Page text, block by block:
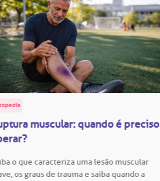
muscular: quando é preciso
o que caracteriza uma lesão muscular
os graus de trauma e saiba quando a